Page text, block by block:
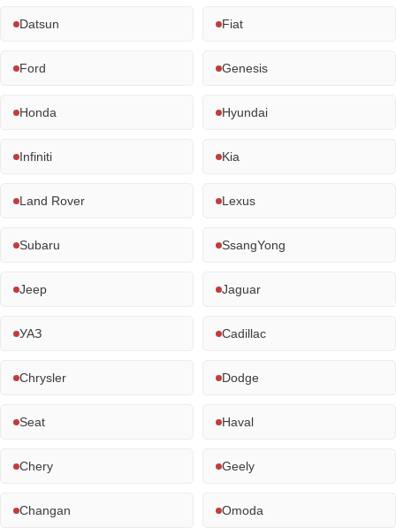
Datsun Fiat
Ford Genesis
Honda Hyundai
Infiniti Kia
Land Rover Lexus
Subaru SsangYong
Jeep Jaguar
УАЗ Cadillac
Chrysler Dodge
Seat Haval
Chery Geely
Changan Omoda